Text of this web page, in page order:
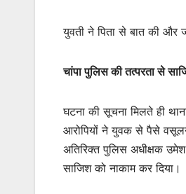
युवती ने पिता से बात की और
चांपा पुलिस की तत्परता से
घटना की सूचना मिलते ही
आरोपियों ने युवक से पैसे
अतिरिक्त पुलिस अधीक्षक
साजिश को नाकाम कर दिया।